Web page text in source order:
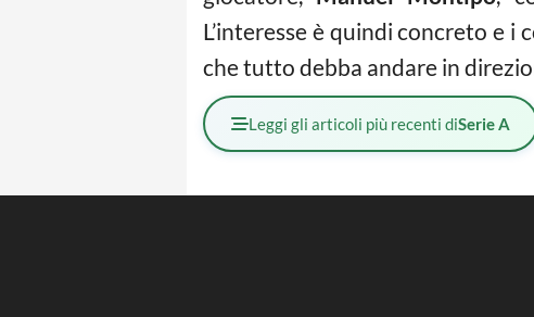
L’interesse è quindi concreto e
che tutto debba andare in
Leggi gli articoli più recenti diSerie A